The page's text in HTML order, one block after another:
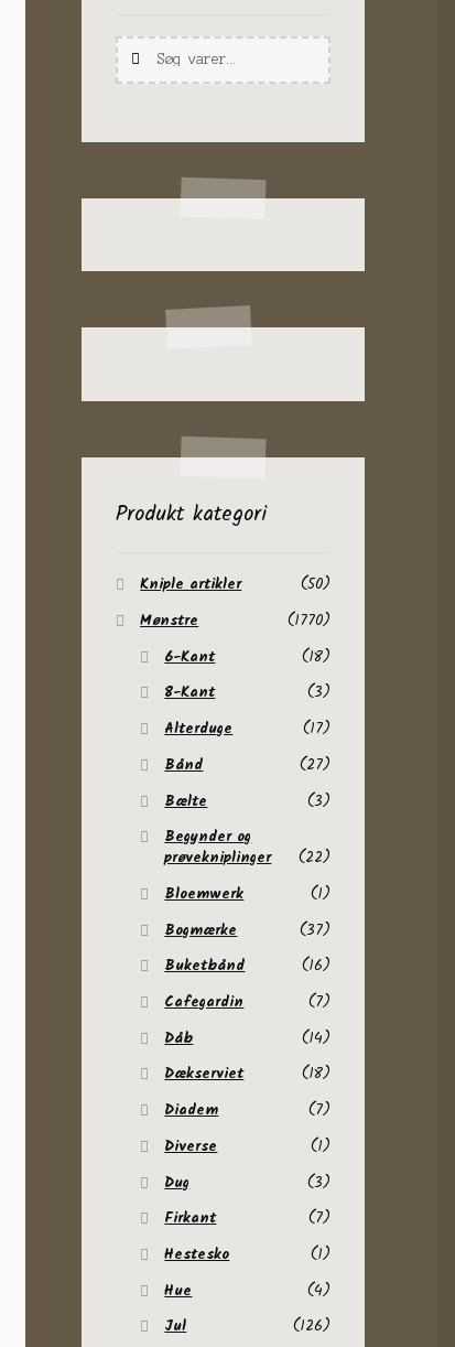
Søg
efter:
Søg
Produkt kategori
Kniple artikler
(50)
Mønstre
(1770)
6-Kant
(18)
8-Kant
(3)
Alterduge
(17)
Bånd
(27)
Bælte
(3)
Begynder og
prøvekniplinger
(22)
Bloemwerk
(1)
Bogmærke
(37)
Buketbånd
(16)
Cafegardin
(7)
Dåb
(14)
Dækserviet
(18)
Diadem
(7)
Diverse
(1)
Dug
(3)
Firkant
(7)
Hestesko
(1)
Hue
(4)
Jul
(126)